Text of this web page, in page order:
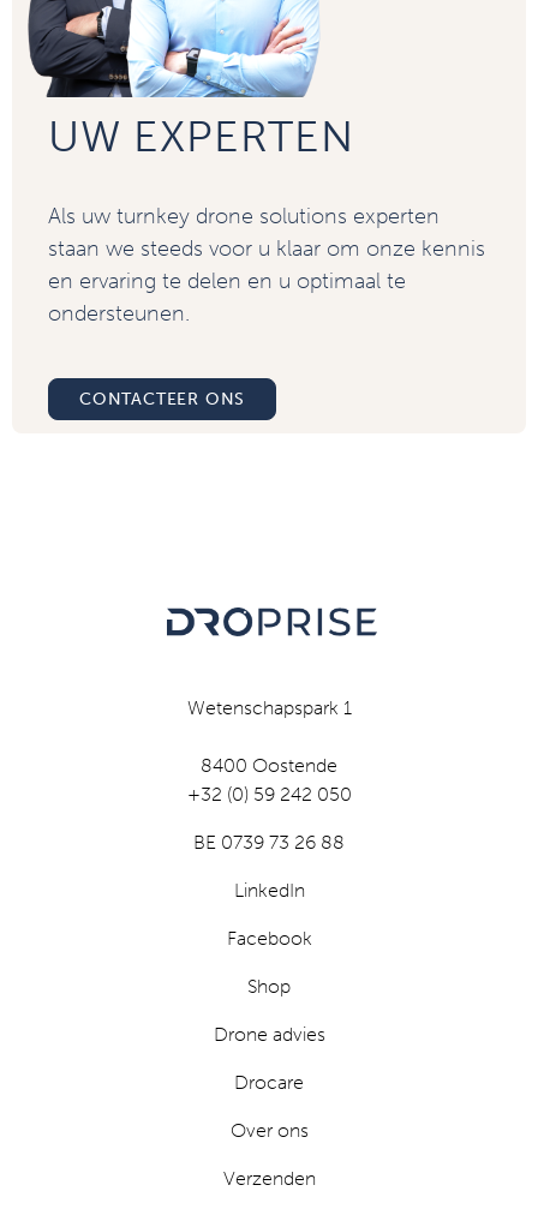
UW EXPERTEN
Als uw turnkey drone solutions experten
staan we steeds voor u klaar om onze kennis
en ervaring te delen en u optimaal te
ondersteunen.
CONTACTEER ONS
Wetenschapspark 1
8400 Oostende
+32 (0) 59 242 050
BE 0739 73 26 88
LinkedIn
Facebook
Shop
Drone advies
Drocare
Over ons
Verzenden